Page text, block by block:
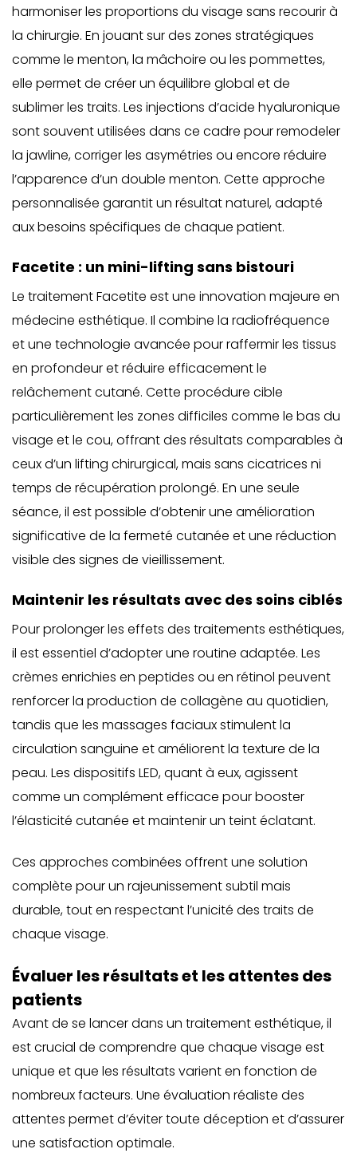
harmoniser les proportions du visage sans recourir à
la chirurgie. En jouant sur des zones stratégiques
comme le menton, la mâchoire ou les pommettes,
elle permet de créer un équilibre global et de
sublimer les traits. Les injections d’acide hyaluronique
sont souvent utilisées dans ce cadre pour remodeler
la jawline, corriger les asymétries ou encore réduire
l’apparence d’un double menton. Cette approche
personnalisée garantit un résultat naturel, adapté
aux besoins spécifiques de chaque patient.
Facetite : un mini-lifting sans bistouri
Le traitement Facetite est une innovation majeure en
médecine esthétique. Il combine la radiofréquence
et une technologie avancée pour raffermir les tissus
en profondeur et réduire efficacement le
relâchement cutané. Cette procédure cible
particulièrement les zones difficiles comme le bas du
visage et le cou, offrant des résultats comparables à
ceux d’un lifting chirurgical, mais sans cicatrices ni
temps de récupération prolongé. En une seule
séance, il est possible d’obtenir une amélioration
significative de la fermeté cutanée et une réduction
visible des signes de vieillissement.
Maintenir les résultats avec des soins ciblés
Pour prolonger les effets des traitements esthétiques,
il est essentiel d’adopter une routine adaptée. Les
crèmes enrichies en peptides ou en rétinol peuvent
renforcer la production de collagène au quotidien,
tandis que les massages faciaux stimulent la
circulation sanguine et améliorent la texture de la
peau. Les dispositifs LED, quant à eux, agissent
comme un complément efficace pour booster
l’élasticité cutanée et maintenir un teint éclatant.
Ces approches combinées offrent une solution
complète pour un rajeunissement subtil mais
durable, tout en respectant l’unicité des traits de
chaque visage.
Évaluer les résultats et les attentes des
patients
Avant de se lancer dans un traitement esthétique, il
est crucial de comprendre que chaque visage est
unique et que les résultats varient en fonction de
nombreux facteurs. Une évaluation réaliste des
attentes permet d’éviter toute déception et d’assurer
une satisfaction optimale.